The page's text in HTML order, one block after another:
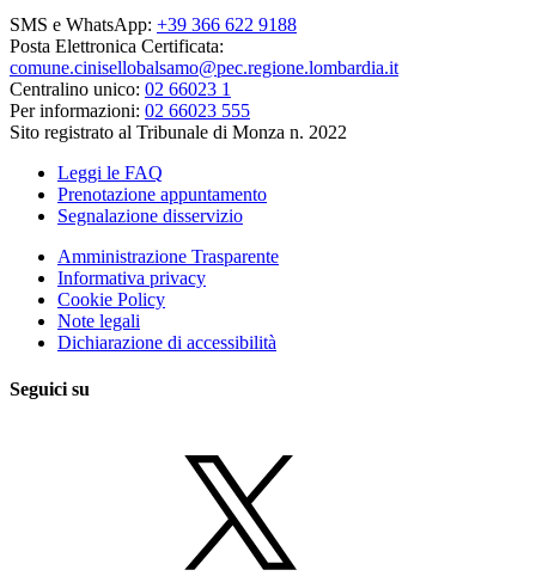
SMS e WhatsApp: +39 366 622 9188
Posta Elettronica Certificata:
comune.cinisellobalsamo@pec.regione.lombardia.it
Centralino unico: 02 66023 1
Per informazioni: 02 66023 555
Sito registrato al Tribunale di Monza n. 2022
Leggi le FAQ
Prenotazione appuntamento
Segnalazione disservizio
Amministrazione Trasparente
Informativa privacy
Cookie Policy
Note legali
Dichiarazione di accessibilità
Seguici su